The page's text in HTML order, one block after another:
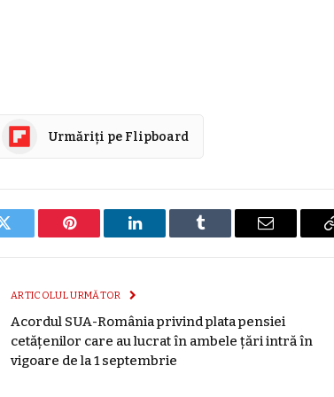
Urmăriți pe Flipboard
Twitter Pinterest LinkedIn Tumblr
E-
ARTICOLUL URMĂTOR
Acordul SUA-România privind plata pensiei
cetățenilor care au lucrat în ambele țări intră în
vigoare de la 1 septembrie